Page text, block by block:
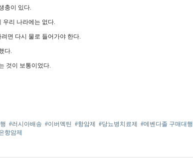
충이 있다.
우리 나라에는 없다.
면 다시 물로 들어가야 한다.
다.
것이 보통이었다.
#러시아배송 #이버멕틴 #항암제 #당뇨병치료제 #메벤다졸 구매대행
항암제